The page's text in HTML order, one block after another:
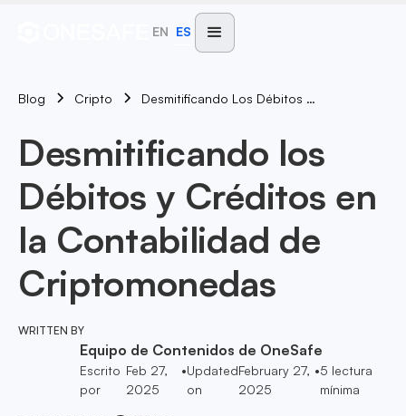
EN ES
Blog Cripto Desmitificando Los Débitos Y Créditos En La Contabilidad De Criptomonedas
Desmitificando los
Débitos y Créditos en
la Contabilidad de
Criptomonedas
WRITTEN BY
Equipo de Contenidos de OneSafe
Escrito
por
Feb 27,
2025
•Updated
on
February 27,
2025
•5 lectura
mínima